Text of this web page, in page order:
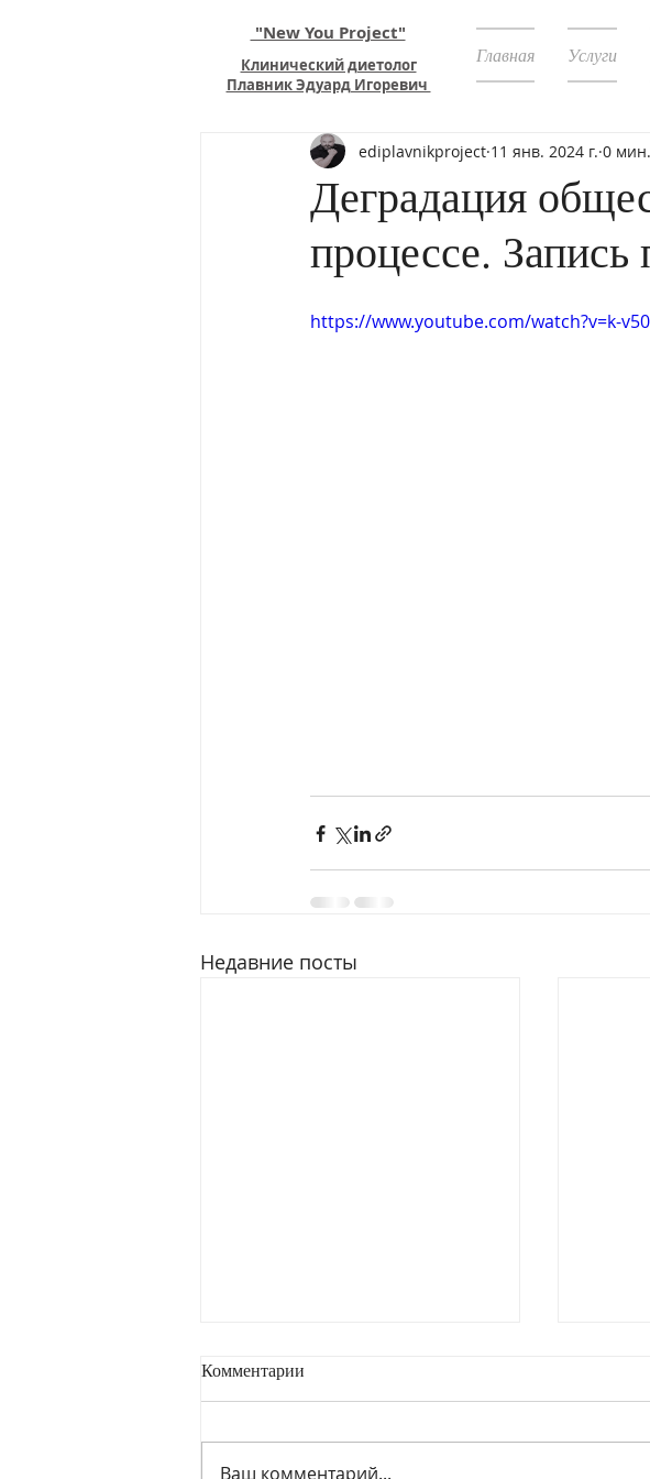
"New You Project"
Клинический диетолог
Плавник Эдуард Игоревич
Главная Услуги
Деградация
процессе.
ediplavnikproject 11 янв. 2024 г. 0
https://www.youtube.com/watch?v=k-
Недавние посты
Комментарии
Ваш комментарий...